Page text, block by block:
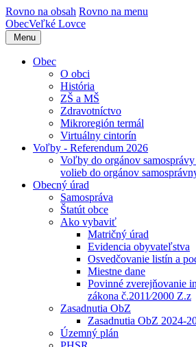
Rovno na obsah Rovno na menu
ObecVeľké Lovce
Menu
Obec
O obci
História
ZŠ a MŠ
Zdravotníctvo
Mikroregión termál
Virtuálny cintorín
Voľby - Referendum 2026
Voľby do orgánov
volieb do orgánov
Obecný úrad
Samospráva
Štatút obce
Ako vybaviť
Matričný úrad
Evidencia obyvateľstva
Osvedčovanie listín a
Miestne dane
Povinné zverejňovanie
zákona č.2011⁄2000 Z.z
Zasadnutia ObZ
Zasadnutia ObZ 2024-
Územný plán